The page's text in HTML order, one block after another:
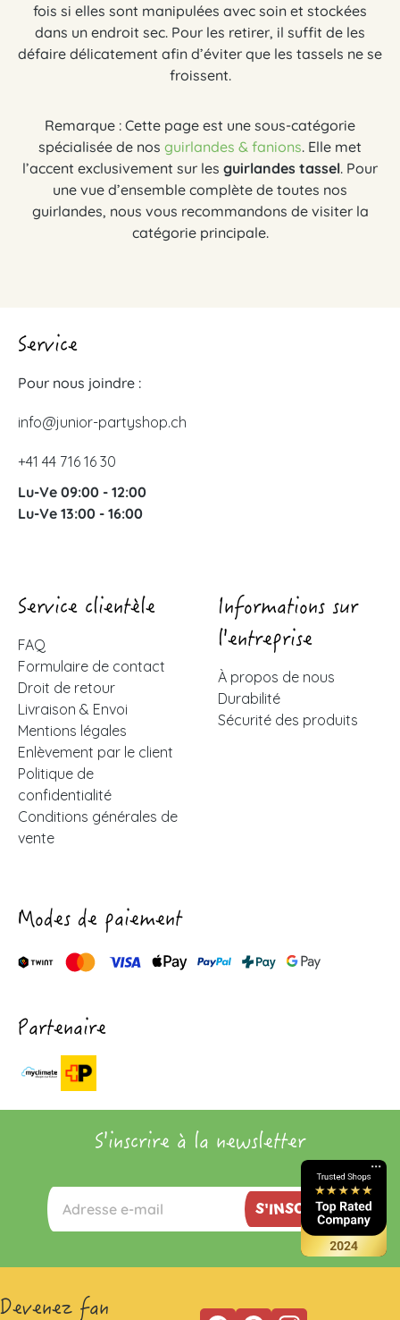
fois si elles sont manipulées avec soin et stockées
dans un endroit sec. Pour les retirer, il suffit de les
défaire délicatement afin d’éviter que les tassels ne se
froissent.
Remarque : Cette page est une sous-catégorie
spécialisée de nos guirlandes & fanions. Elle met
l’accent exclusivement sur les guirlandes tassel. Pour
une vue d’ensemble complète de toutes nos
guirlandes, nous vous recommandons de visiter la
catégorie principale.
Service
Pour nous joindre :
info@junior-partyshop.ch
+41 44 716 16 30
Lu-Ve 09:00 - 12:00
Lu-Ve 13:00 - 16:00
Service clientèle
FAQ
Formulaire de contact
Droit de retour
Livraison & Envoi
Mentions légales
Enlèvement par le client
Politique de
confidentialité
Conditions générales de
vente
Informations sur
l'entreprise
À propos de nous
Durabilité
Sécurité des produits
Modes de paiement
Partenaire
S'inscrire à la newsletter
S'INSCRIRE
Devenez fan